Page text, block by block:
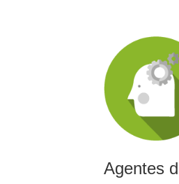
Agentes
Agentes
Diseñamos agentes de
automatizar procesos, optimizar
la eficiencia